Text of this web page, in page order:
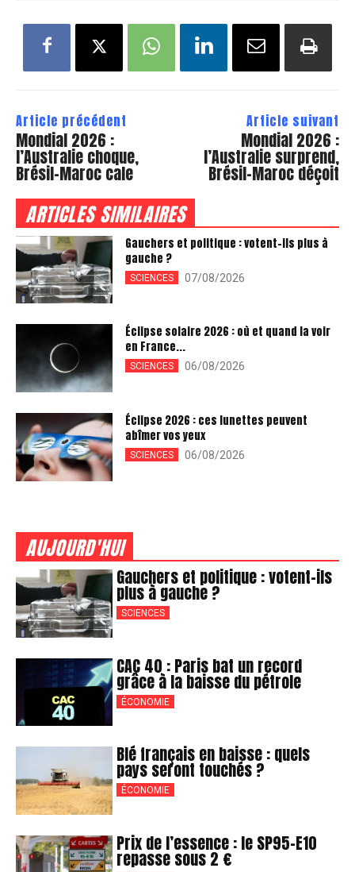
Article précédent
Mondial 2026 :
l’Australie choque,
Brésil-Maroc cale
Article suivant
Mondial 2026 :
l’Australie surprend,
Brésil-Maroc déçoit
ARTICLES SIMILAIRES
Gauchers et politique : votent-ils plus à
gauche ?
SCIENCES 07/08/2026
Éclipse solaire 2026 : où et quand la voir
en France...
SCIENCES 06/08/2026
Éclipse 2026 : ces lunettes peuvent
abîmer vos yeux
SCIENCES 06/08/2026
AUJOURD'HUI
Gauchers et politique : votent-ils
plus à gauche ?
SCIENCES
CAC 40 : Paris bat un record
grâce à la baisse du pétrole
ÉCONOMIE
Blé français en baisse : quels
pays seront touchés ?
ÉCONOMIE
Prix de l’essence : le SP95-E10
repasse sous 2 €